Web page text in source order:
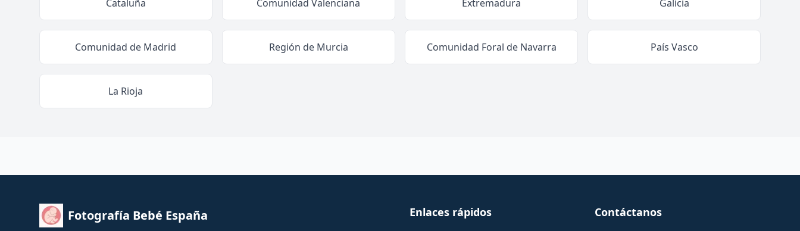
Cataluña Comunidad Valenciana Extremadura Galicia
Comunidad de Madrid Región de Murcia Comunidad Foral de Navarra País Vasco
La Rioja
Fotografía Bebé España Enlaces rápidos Contáctanos